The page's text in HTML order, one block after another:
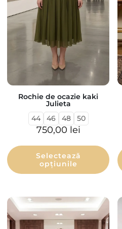
Rochie de ocazie kaki
Julieta
44
46 48 50
750,00 lei
Selectează
opțiunile